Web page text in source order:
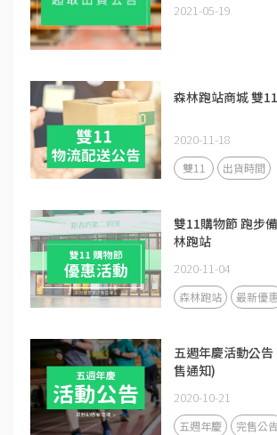
2021-05-19
森林跑站商城 雙
2020-11-18
雙11 出貨時間
雙11購物節 跑步
林跑站
2020-11-04
森林跑站 最新優
五週年慶活動公
售通知)
2020-10-21
五週年慶 完售公